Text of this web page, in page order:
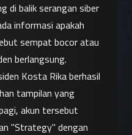
di balik serangan siber
informasi apakah
sempat bocor atau
berlangsung.
Kosta Rika berhasil
tampilan yang
akun tersebut
"Strategy" dengan